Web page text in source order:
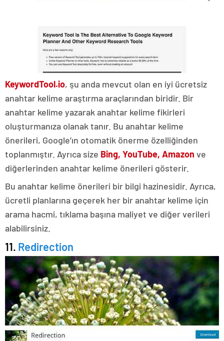
KeywordTool.io, şu anda mevcut olan en iyi ücretsiz
anahtar kelime araştırma araçlarından biridir. Bir
anahtar kelime yazarak anahtar kelime fikirleri
oluşturmanıza olanak tanır. Bu anahtar kelime
önerileri, Google’ın otomatik önerme özelliğinden
toplanmıştır. Ayrıca size Bing, YouTube, Amazon ve
diğerlerinden anahtar kelime önerileri gösterir.
Bu anahtar kelime önerileri bir bilgi hazinesidir. Ayrıca,
ücretli planlarına geçerek her bir anahtar kelime için
arama hacmi, tıklama başına maliyet ve diğer verileri
alabilirsiniz.
11. Redirection